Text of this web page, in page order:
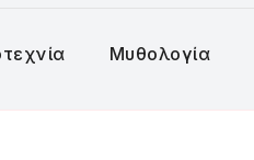
Μυθολογία